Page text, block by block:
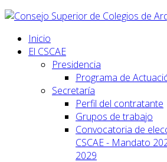
Inicio
El CSCAE
Presidencia
Programa de
Secretaría
Perfil del contratante
Grupos de trabajo
Convocatoria de
CSCAE - Mandato
2029